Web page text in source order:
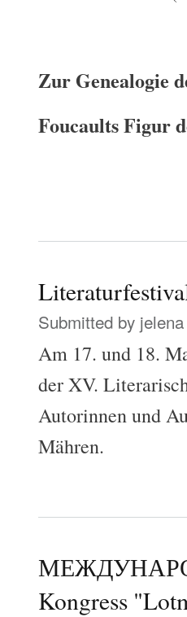
Zur Genealogie
Foucaults Figur
Submitted by jelena
Am 17. und 18.
der XV.
Autorinnen und
Mähren.
Kongress